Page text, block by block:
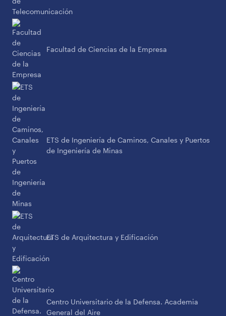
Facultad de Ciencias de la Empresa
ETS de Ingeniería de Caminos, Canales y Puertos
de Ingeniería de Minas
ETS de Arquitectura y Edificación
Centro Universitario de la Defensa. Academia
General del Aire